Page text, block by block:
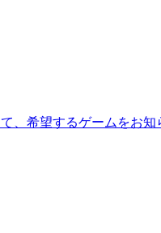
、希望するゲームをお知